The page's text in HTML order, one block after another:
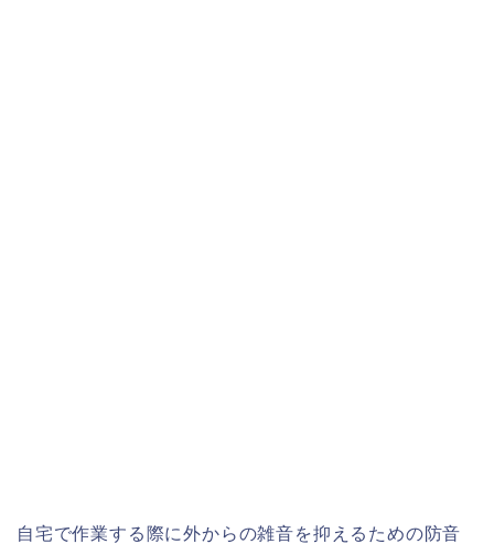
自宅で作業する際に外からの雑音を抑えるための防音